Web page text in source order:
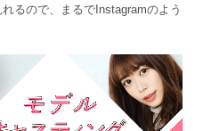
るので、まるでInstagramのよう